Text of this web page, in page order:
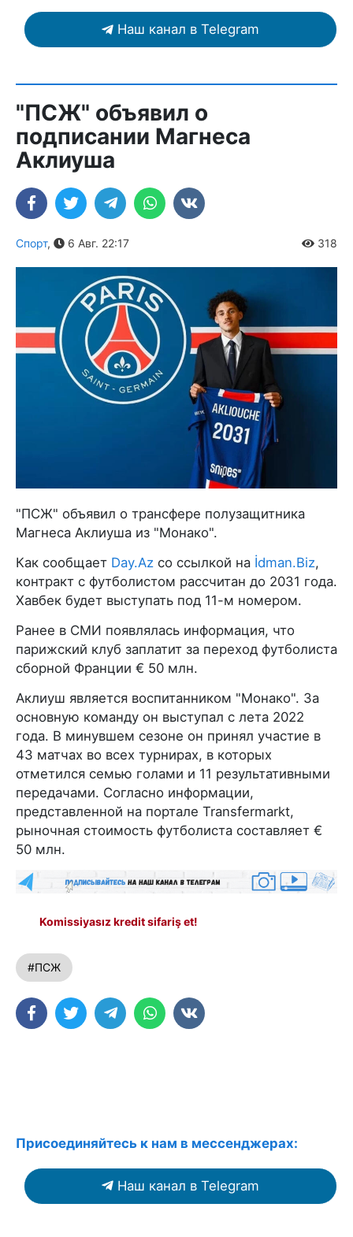
Наш канал в Telegram
"ПСЖ" объявил о
подписании Магнеса
Аклиуша
Спорт, 6 Авг. 22:17 318
"ПСЖ" объявил о трансфере полузащитника
Магнеса Аклиуша из "Монако".
Как сообщает Day.Az со ссылкой на İdman.Biz,
контракт с футболистом рассчитан до 2031 года.
Хавбек будет выступать под 11-м номером.
Ранее в СМИ появлялась информация, что
парижский клуб заплатит за переход футболиста
сборной Франции € 50 млн.
Аклиуш является воспитанником "Монако". За
основную команду он выступал с лета 2022
года. В минувшем сезоне он принял участие в
43 матчах во всех турнирах, в которых
отметился семью голами и 11 результативными
передачами. Согласно информации,
представленной на портале Transfermarkt,
рыночная стоимость футболиста составляет €
50 млн.
Komissiyasız kredit sifariş et!
#ПСЖ
Присоединяйтесь к нам в мессенджерах:
Наш канал в Telegram